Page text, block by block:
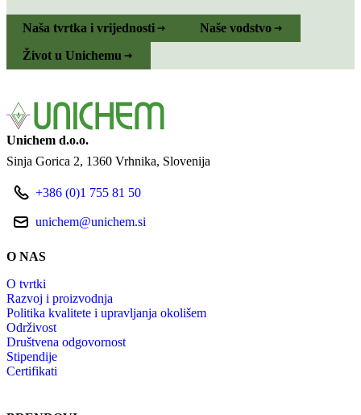
Naša tvrtka i vrijednosti
Naše vodstvo
Život u Unichemu
Unichem d.o.o.
Sinja Gorica 2 1360 Vrhnika Slovenija
+386 (0)1 755 81 50
unichem@unichem.si
O NAS
O tvrtki
Razvoj i proizvodnja
Politika kvalitete i upravljanja okolišem
Održivost
Društvena odgovornost
Stipendije
Certifikati